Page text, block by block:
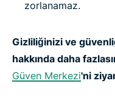
zorlanamaz.
Gizliliğinizi ve
hakkında daha
Güven Merkezi'ni